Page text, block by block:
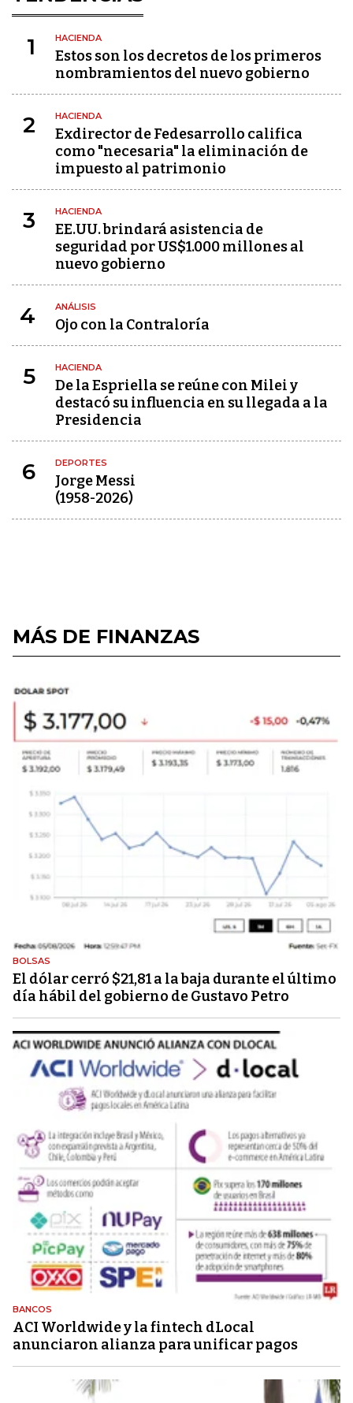
1 HACIENDA
Estos son los decretos de los primeros
nombramientos del nuevo gobierno
2 HACIENDA
Exdirector de Fedesarrollo califica
como "necesaria" la eliminación de
impuesto al patrimonio
3 HACIENDA
EE.UU. brindará asistencia de
seguridad por US$1.000 millones al
nuevo gobierno
4 ANÁLISIS
Ojo con la Contraloría
5 HACIENDA
De la Espriella se reúne con Milei y
destacó su influencia en su llegada a la
Presidencia
6 DEPORTES
Jorge Messi
(1958-2026)
MÁS DE FINANZAS
BOLSAS
El dólar cerró $21,81 a la baja durante el último
día hábil del gobierno de Gustavo Petro
BANCOS
ACI Worldwide y la fintech dLocal
anunciaron alianza para unificar pagos